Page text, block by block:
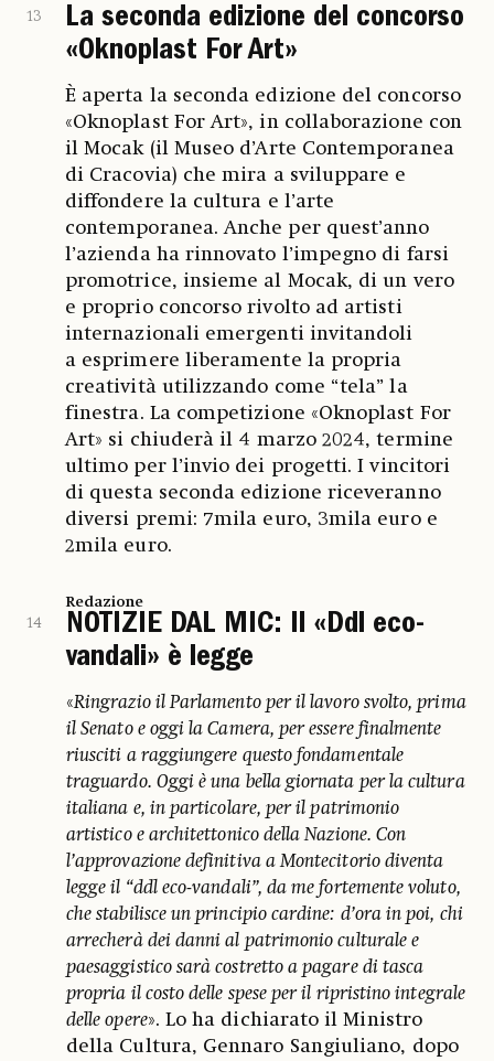
13
La seconda edizione del concorso
«Oknoplast For Art»
È aperta la seconda edizione del concorso
«Oknoplast For Art», in collaborazione con
il Mocak (il Museo d’Arte Contemporanea
di Cracovia) che mira a sviluppare e
diffondere la cultura e l’arte
contemporanea. Anche per quest’anno
l’azienda ha rinnovato l’impegno di farsi
promotrice, insieme al Mocak, di un vero
e proprio concorso rivolto ad artisti
internazionali emergenti invitandoli
a esprimere liberamente la propria
creatività utilizzando come “tela” la
finestra. La competizione «Oknoplast For
Art» si chiuderà il 4 marzo 2024, termine
ultimo per l’invio dei progetti. I vincitori
di questa seconda edizione riceveranno
diversi premi: 7mila euro, 3mila euro e
2mila euro.
Redazione
14
NOTIZIE DAL MIC: Il «Ddl eco-
vandali» è legge
«Ringrazio il Parlamento per il lavoro svolto, prima
il Senato e oggi la Camera, per essere finalmente
riusciti a raggiungere questo fondamentale
traguardo. Oggi è una bella giornata per la cultura
italiana e, in particolare, per il patrimonio
artistico e architettonico della Nazione. Con
l’approvazione definitiva a Montecitorio diventa
legge il “ddl eco-vandali”, da me fortemente voluto,
che stabilisce un principio cardine: d’ora in poi, chi
arrecherà dei danni al patrimonio culturale e
paesaggistico sarà costretto a pagare di tasca
propria il costo delle spese per il ripristino integrale
delle opere». Lo ha dichiarato il Ministro
della Cultura, Gennaro Sangiuliano, dopo